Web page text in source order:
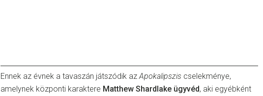
Ennek az évnek a tavaszán játszódik az Apokalipszis cselekménye,
amelynek központi karaktere Matthew Shardlake ügyvéd, aki egyébként